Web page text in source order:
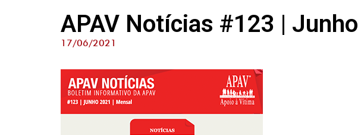
APAV Notícias #123 |
17/06/2021